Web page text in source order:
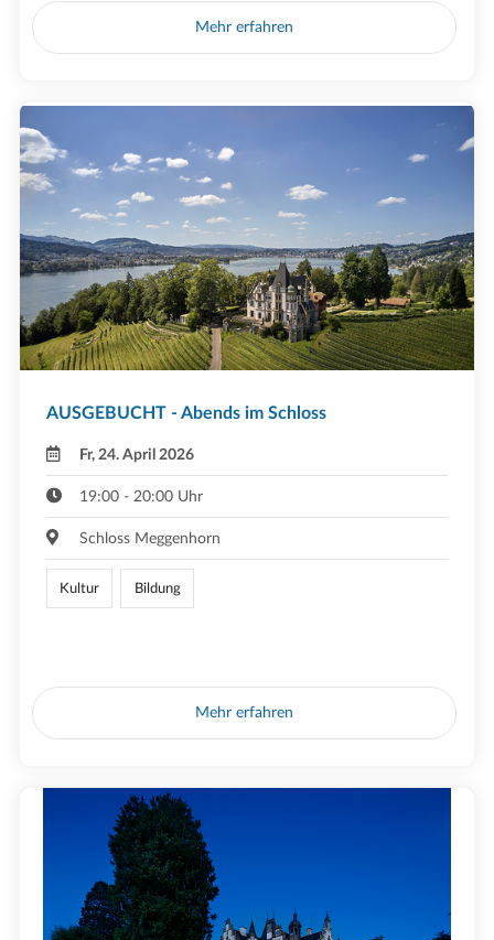
Mehr erfahren
AUSGEBUCHT - Abends im Schloss
Fr, 24. April 2026
19:00 - 20:00 Uhr
Schloss Meggenhorn
Kultur Bildung
Mehr erfahren